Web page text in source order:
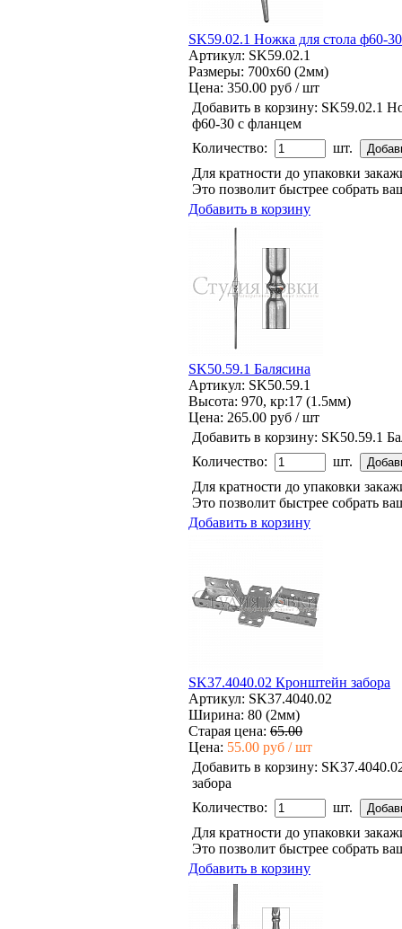
SK59.02.1 Ножка для стола ф60-
Артикул: SK59.02.1
Размеры: 700x60 (2мм)
Цена: 350.00 руб / шт
Добавить в корзину: SK59.02.1
ф60-30 с фланцем
Количество:
шт.
Для кратности до упаковки
Это позволит быстрее собрать
Добавить в корзину
SK50.59.1 Балясина
Артикул: SK50.59.1
Высота: 970, кр:17 (1.5мм)
Цена: 265.00 руб / шт
Добавить в корзину: SK50.59.1
Количество:
шт.
Для кратности до упаковки
Это позволит быстрее собрать
Добавить в корзину
SK37.4040.02 Кронштейн забора
Артикул: SK37.4040.02
Ширина: 80 (2мм)
Старая цена: 65.00
Цена: 55.00 руб / шт
Добавить в корзину:
забора
Количество:
шт.
Для кратности до упаковки
Это позволит быстрее собрать
Добавить в корзину